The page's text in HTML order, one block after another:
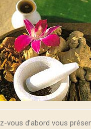
vous d’abord vous